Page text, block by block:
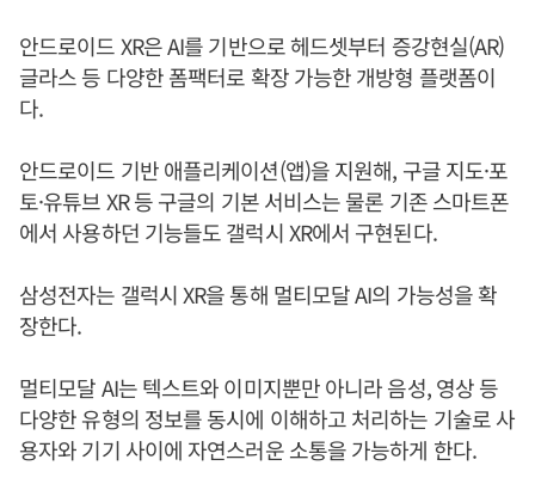
안드로이드 XR은 AI를 기반으로 헤드셋부터 증강현실(AR)
글라스 등 다양한 폼팩터로 확장 가능한 개방형 플랫폼이
다.
안드로이드 기반 애플리케이션(앱)을 지원해, 구글 지도·포
토·유튜브 XR 등 구글의 기본 서비스는 물론 기존 스마트폰
에서 사용하던 기능들도 갤럭시 XR에서 구현된다.
삼성전자는 갤럭시 XR을 통해 멀티모달 AI의 가능성을 확
장한다.
멀티모달 AI는 텍스트와 이미지뿐만 아니라 음성, 영상 등
다양한 유형의 정보를 동시에 이해하고 처리하는 기술로 사
용자와 기기 사이에 자연스러운 소통을 가능하게 한다.